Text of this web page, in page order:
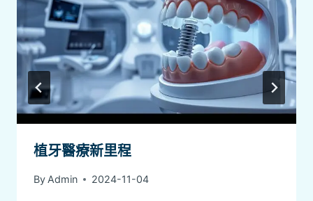
植牙醫療新里程
By Admin 2024-11-04